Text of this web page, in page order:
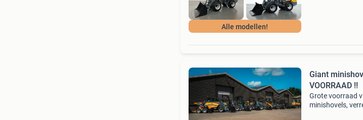
Alle modellen!
Giant
VOORRAAD !!
Grote voorraad
minishovels,